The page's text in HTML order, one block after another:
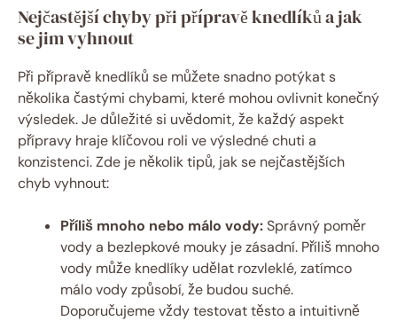
Nejčastější chyby při přípravě knedlíků a jak
se jim vyhnout
Při přípravě knedlíků se můžete snadno potýkat s
několika častými⁣ chybami, které‍ mohou ovlivnit konečný
výsledek.⁢ Je důležité si uvědomit, že každý aspekt⁤
přípravy hraje klíčovou roli ve výsledné chuti a
konzistenci. Zde je několik tipů, jak se nejčastějších
chyb vyhnout:
Příliš mnoho nebo ​málo vody:Správný poměr
vody a bezlepkové mouky je‍ zásadní. Příliš mnoho
vody může knedlíky udělat rozvleklé, zatímco
málo vody způsobí, že budou suché.
Doporučujeme vždy ⁤testovat těsto a intuitivně